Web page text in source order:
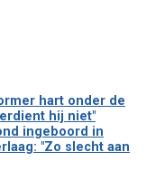
hart onder de
hij niet"
ingeboord in
"Zo slecht aan